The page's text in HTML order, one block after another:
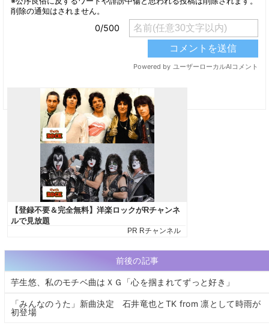
前後の記事
芋生悠、私のモチベ曲はＸＧ「心を掴まれてずっと好き」
「みんなのうた」新曲決定 石井竜也とTK from 凛として時雨が
初登場